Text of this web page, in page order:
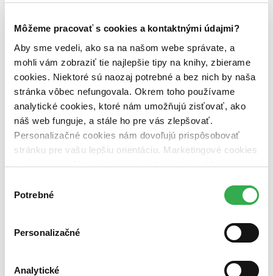
Môžeme pracovať s cookies a kontaktnými údajmi?
Aby sme vedeli, ako sa na našom webe správate, a
mohli vám zobraziť tie najlepšie tipy na knihy, zbierame
cookies. Niektoré sú naozaj potrebné a bez nich by naša
stránka vôbec nefungovala. Okrem toho používame
analytické cookies, ktoré nám umožňujú zisťovať, ako
náš web funguje, a stále ho pre vás zlepšovať.
Personalizačné cookies nám dovoľujú prispôsobovať
stránku pre vašu lepšiu orientáciu. Marketingové cookies
nám zas umožňujú zobrazenie relevantnej reklamy.
nám pomohlo, keby sme mohli používať všetky tieto
súhlasu
Potrebné
Personalizačné
Analytické
na centrálnom sklade (0 titulov)na centrálnom sklade
predpredaj (0 titulov)
pripravujeme (0 titulov)pripravujeme
dostupná (bez vypredaných) (0 titulov)dostupná (bez
vypredaných)
Nové / čítané
nová (0 titulov)nová
čítaná (0 titulov)čítaná
čítaná - výborný stav (0 titulov)čítaná - výborný stav
čítaná - mierne opotrebovaná (0 titulov)
čítaná - mierne
opotrebovaná
čítané verzie vypredaných kníh (0 titulov)čítané verzie
Zúžiť výber
Zoradiť